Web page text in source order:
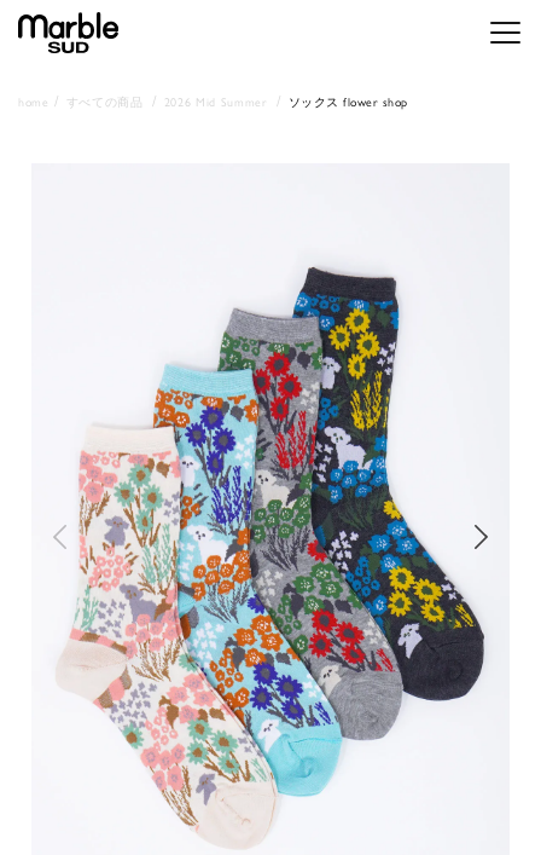
メニ
home すべての商品 2026 Mid Summer ソックス flower shop